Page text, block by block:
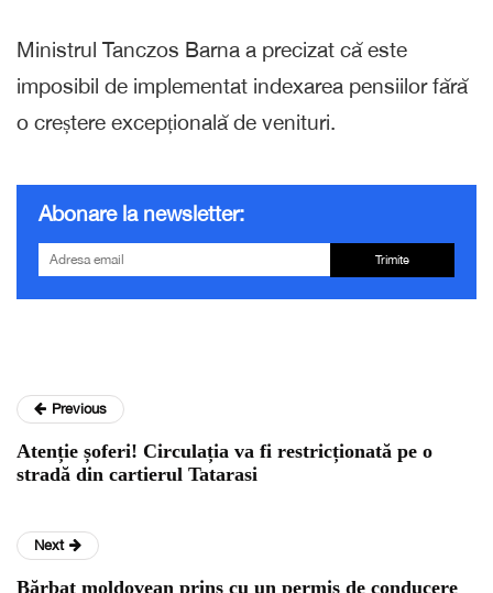
Ministrul Tanczos Barna a precizat că este
imposibil de implementat indexarea pensiilor fără
o creștere excepțională de venituri.
Abonare la newsletter:
Trimite
Previous
Atenție șoferi! Circulația va fi restricționată pe o
stradă din cartierul Tatarasi
Next
Bărbat moldovean prins cu un permis de conducere